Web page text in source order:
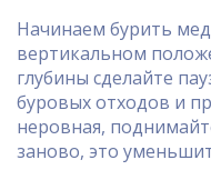
Начинаем бурить
вертикальном
глубины сделайте
буровых отходов и
неровная,
заново, это